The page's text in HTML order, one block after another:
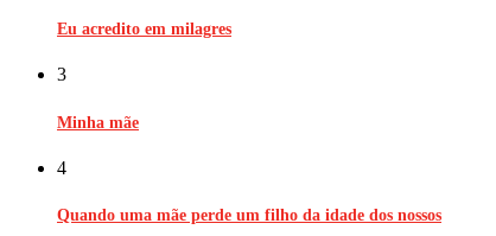
Eu acredito em milagres
3
Minha mãe
4
Quando uma mãe perde um filho da idade dos nossos